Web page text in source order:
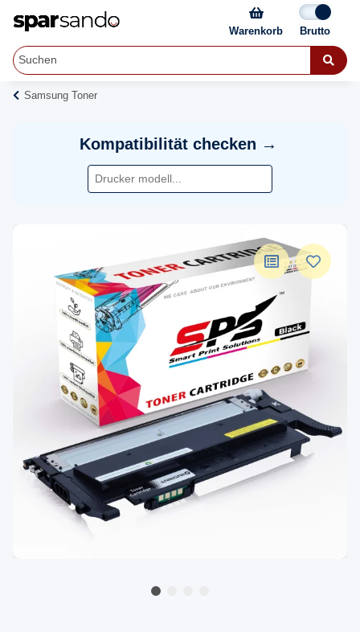
Warenkorb
Samsung Toner
Kompatibilität checken →